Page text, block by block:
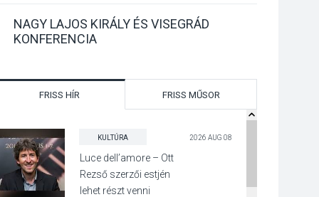
NAGY LAJOS KIRÁLY ÉS VISEGRÁD
KONFERENCIA
FRISS HÍR FRISS MŰSOR
KULTÚRA 2026 AUG 08
Luce dell’amore – Ott
Rezső szerzői estjén
lehet részt venni